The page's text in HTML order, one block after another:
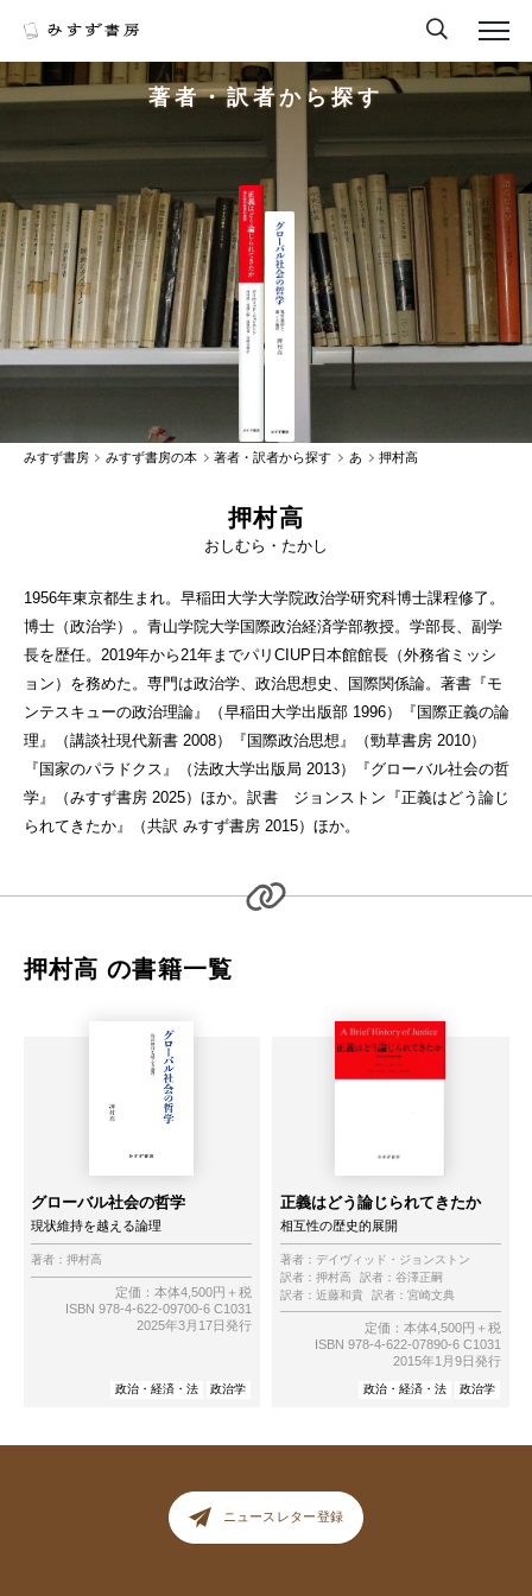
著者・訳者から探す
みすず書房 みすず書房の本 著者・訳者から探す あ 押村高
押村高
おしむら・たかし
1956年東京都生まれ。早稲田大学大学院政治学研究科博士課程修了。
博士（政治学）。青山学院大学国際政治経済学部教授。学部長、副学
長を歴任。2019年から21年までパリCIUP日本館館長（外務省ミッシ
ョン）を務めた。専門は政治学、政治思想史、国際関係論。著書『モ
ンテスキューの政治理論』（早稲田大学出版部 1996）『国際正義の論
理』（講談社現代新書 2008）『国際政治思想』（勁草書房 2010）
『国家のパラドクス』（法政大学出版局 2013）『グローバル社会の哲
学』（みすず書房 2025）ほか。訳書 ジョンストン『正義はどう論じ
られてきたか』（共訳 みすず書房 2015）ほか。
押村高 の書籍一覧
グローバル社会の哲学
現状維持を越える論理
著者： 押村高
定価：本体4,500円＋税
ISBN 978-4-622-09700-6 C1031
2025年3月17日発行
政治・経済・法 政治学
正義はどう論じられてきたか
相互性の歴史的展開
著者： デイヴィッド・ジョンストン
訳者： 押村高 訳者： 谷澤正嗣
訳者： 近藤和貴 訳者： 宮崎文典
定価：本体4,500円＋税
ISBN 978-4-622-07890-6 C1031
2015年1月9日発行
政治・経済・法 政治学
ニュースレター登録